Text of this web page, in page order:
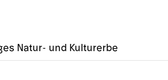
Natur- und Kulturerbe